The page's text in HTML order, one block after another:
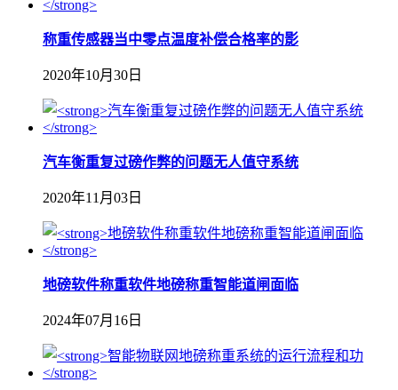
称重传感器当中零点温度补偿合格率的影
2020年10月30日
汽车衡重复过磅作弊的问题无人值守系统
2020年11月03日
地磅软件称重软件地磅称重智能道闸面临
2024年07月16日